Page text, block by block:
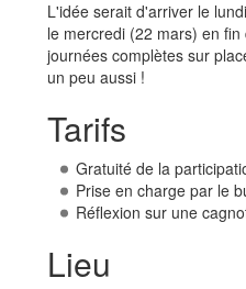
L'idée serait d'arriver le
le mercredi (22 mars) en
journées complètes sur
un peu aussi !
Tarifs
Gratuité de la
Prise en charge par le
Réflexion sur une
Lieu